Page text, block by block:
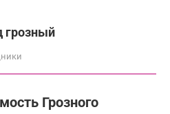
грозный
Грозного